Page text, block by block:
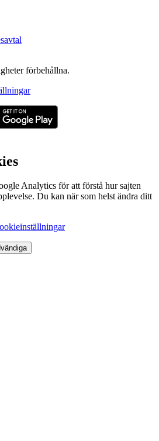
förbehållna.
Analytics för att förstå hur sajten
Du kan när som helst ändra ditt